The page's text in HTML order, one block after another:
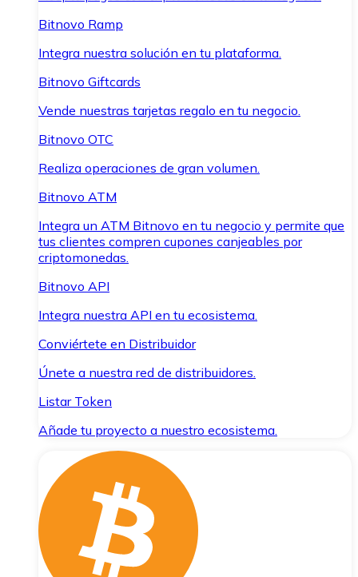
Bitnovo Ramp
Integra nuestra solución en tu plataforma.
Bitnovo Giftcards
Vende nuestras tarjetas regalo en tu negocio.
Bitnovo OTC
Realiza operaciones de gran volumen.
Bitnovo ATM
Integra un ATM Bitnovo en tu negocio y permite que
tus clientes compren cupones canjeables por
criptomonedas.
Bitnovo API
Integra nuestra API en tu ecosistema.
Conviértete en Distribuidor
Únete a nuestra red de distribuidores.
Listar Token
Añade tu proyecto a nuestro ecosistema.